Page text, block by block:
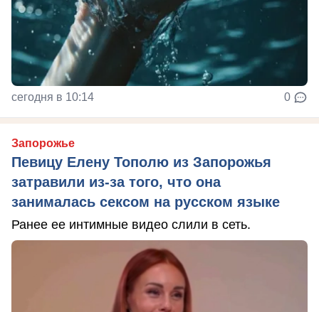
сегодня в 10:14 0
Запорожье
Певицу Елену Тополю из Запорожья
затравили из-за того, что она
занималась сексом на русском языке
Ранее ее интимные видео слили в сеть.